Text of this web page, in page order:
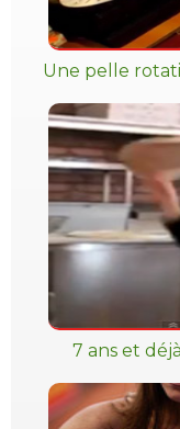
Une pelle
7 ans et